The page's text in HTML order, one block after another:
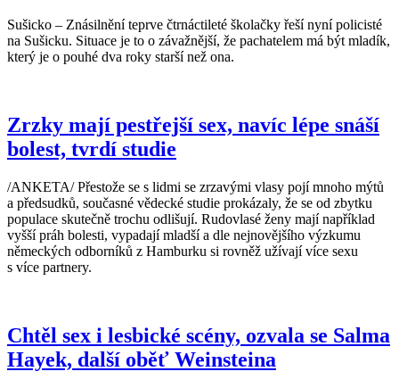
Sušicko – Znásilnění teprve čtrnáctileté školačky řeší nyní policisté
na Sušicku. Situace je to o závažnější, že pachatelem má být mladík,
který je o pouhé dva roky starší než ona.
Zrzky mají pestřejší sex, navíc lépe snáší
bolest, tvrdí studie
/ANKETA/ Přestože se s lidmi se zrzavými vlasy pojí mnoho mýtů
a předsudků, současné vědecké studie prokázaly, že se od zbytku
populace skutečně trochu odlišují. Rudovlasé ženy mají například
vyšší práh bolesti, vypadají mladší a dle nejnovějšího výzkumu
německých odborníků z Hamburku si rovněž užívají více sexu
s více partnery.
Chtěl sex i lesbické scény, ozvala se Salma
Hayek, další oběť Weinsteina